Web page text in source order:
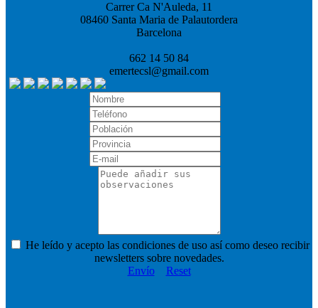
Carrer Ca N'Auleda, 11
08460 Santa Maria de Palautordera
Barcelona
662 14 50 84
emertecsl@gmail.com
He leído y acepto las condiciones de uso así como deseo recibir
newsletters sobre novedades.
Envío
Reset